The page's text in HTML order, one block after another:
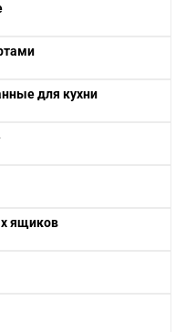
для кухни
ящиков